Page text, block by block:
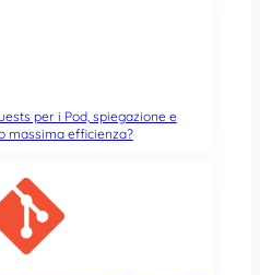
per i Pod, spiegazione e
massima efficienza?